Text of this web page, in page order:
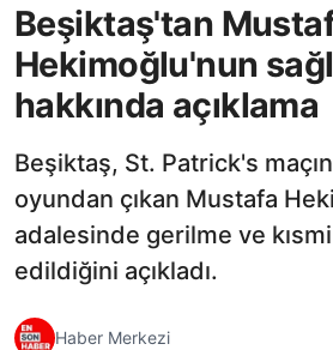
Beşiktaş'tan
Hekimoğlu'nun
hakkında açıklama
Beşiktaş, St. Patrick's
oyundan çıkan Mustafa
adalesinde gerilme ve
edildiğini açıkladı.
Haber Merkezi